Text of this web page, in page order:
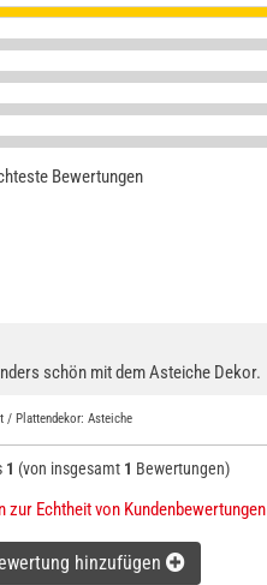
Bewertungen
schön mit dem Asteiche Dekor.
/ Plattendekor: Asteiche
1 (von insgesamt 1 Bewertungen)
zur Echtheit von Kundenbewertungen
hinzufügen